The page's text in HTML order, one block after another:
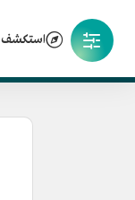
استكشف